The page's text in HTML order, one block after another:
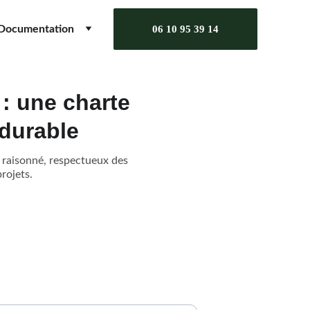
06 10 95 39 14
une charte
respectueux des